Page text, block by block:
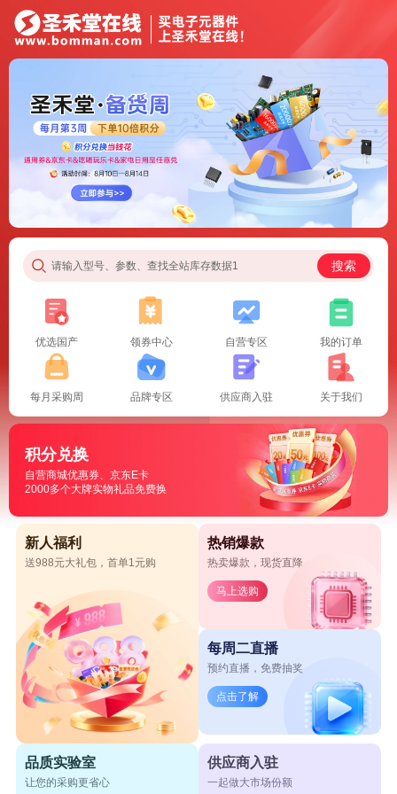
请输入型号、参数、查找全站库存数据1 搜索
优选国产 领券中心 自营专区 我的订单
每月采购周 品牌专区 供应商入驻 关于我们
积分兑换
自营商城优惠券、京东E卡
2000多个大牌实物礼品免费换
新人福利
送988元大礼包，首单1元购
热销爆款
热卖爆款，现货直降
马上选购
每周二直播
预约直播，免费抽奖
点击了解
品质实验室
让您的采购更省心
供应商入驻
一起做大市场份额